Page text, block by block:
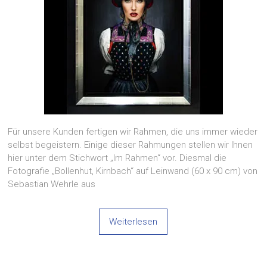
Für unsere Kunden fertigen wir Rahmen, die uns immer wieder
selbst begeistern. Einige dieser Rahmungen stellen wir Ihnen
hier unter dem Stichwort „Im Rahmen“ vor. Diesmal die
Fotografie „Bollenhut, Kirnbach“ auf Leinwand (60 x 90 cm) von
Sebastian Wehrle aus
Weiterlesen